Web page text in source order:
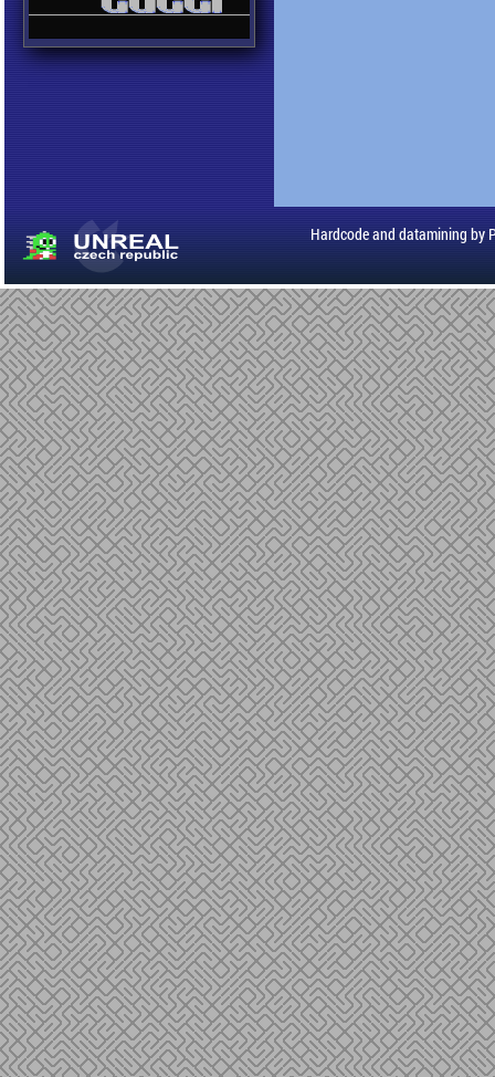
Hardcode and datamining by